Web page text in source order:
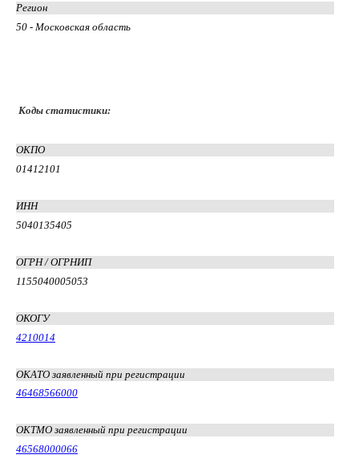
Регион
50 - Московская область
Коды статистики:
ОКПО
01412101
ИНН
5040135405
ОГРН / ОГРНИП
1155040005053
ОКОГУ
4210014
ОКАТО заявленный при регистрации
46468566000
ОКТМО заявленный при регистрации
46568000066